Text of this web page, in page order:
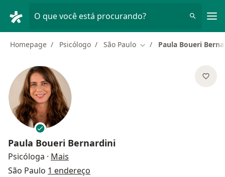
O que você está procurando?
Homepage Psicólogo São Paulo Mudar de cidade
Paula Boueri
Paula Boueri Bernardini
Psicóloga · Mais
São Paulo 1 endereço